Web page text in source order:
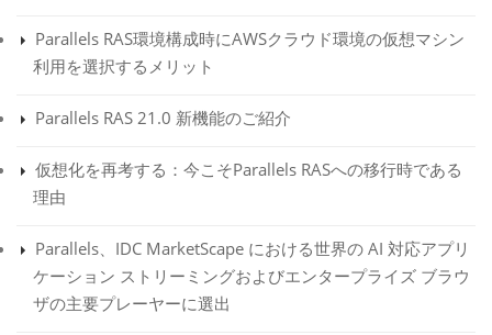
Parallels RAS環境構成時にAWSクラウド環境の仮想マシン
利用を選択するメリット
Parallels RAS 21.0 新機能のご紹介
仮想化を再考する：今こそParallels RASへの移行時である
理由
Parallels、IDC MarketScape における世界の AI 対応アプリ
ケーション ストリーミングおよびエンタープライズ ブラウ
ザの主要プレーヤーに選出